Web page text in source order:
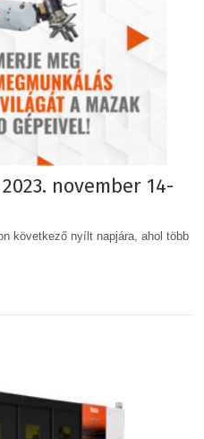
2023. november 14-
következő nyílt napjára, ahol több